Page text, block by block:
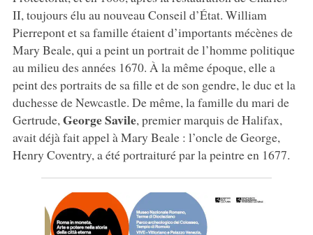
II, toujours élu au nouveau Conseil d’État. William
Pierrepont et sa famille étaient d’importants mécènes de
Mary Beale, qui a peint un portrait de l’homme politique
au milieu des années 1670. À la même époque, elle a
peint des portraits de sa fille et de son gendre, le duc et la
duchesse de Newcastle. De même, la famille du mari de
Gertrude, George Savile, premier marquis de Halifax,
avait déjà fait appel à Mary Beale : l’oncle de George,
Henry Coventry, a été portraituré par la peintre en 1677.